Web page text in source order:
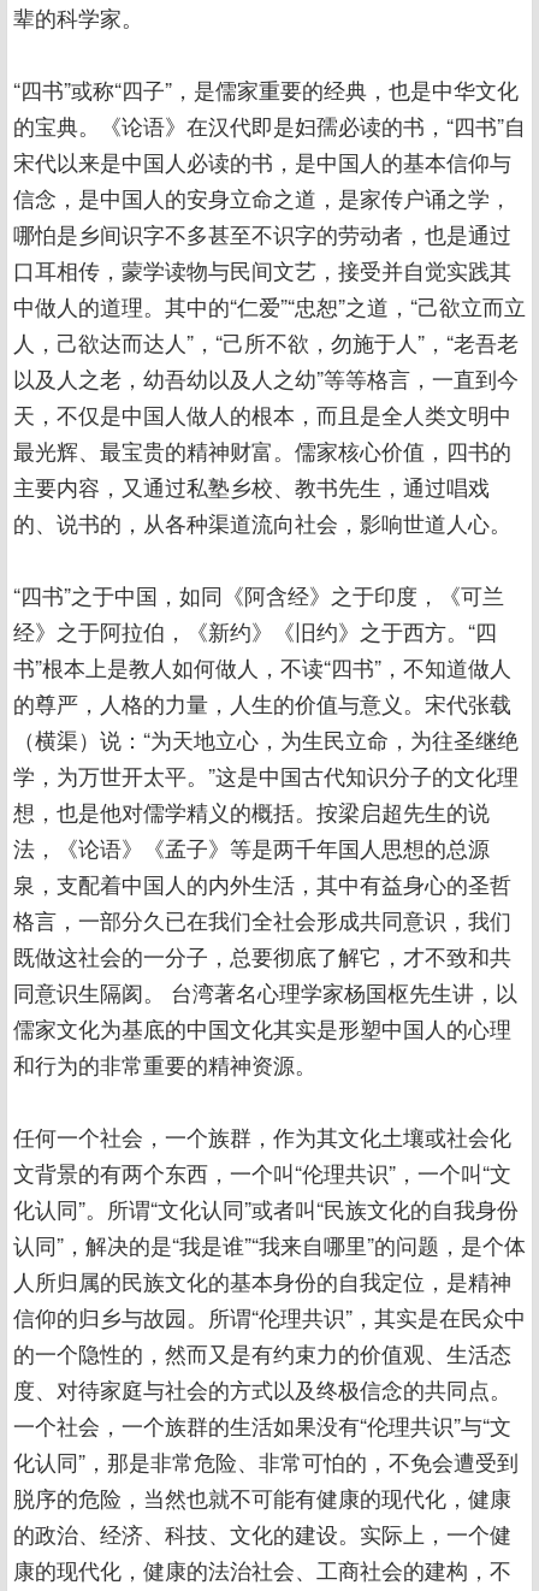
辈的科学家。
“四书”或称“四子”，是儒家重要的经典，也是中华文化
的宝典。《论语》在汉代即是妇孺必读的书，“四书”自
宋代以来是中国人必读的书，是中国人的基本信仰与
信念，是中国人的安身立命之道，是家传户诵之学，
哪怕是乡间识字不多甚至不识字的劳动者，也是通过
口耳相传，蒙学读物与民间文艺，接受并自觉实践其
中做人的道理。其中的“仁爱”“忠恕”之道，“己欲立而立
人，己欲达而达人”，“己所不欲，勿施于人”，“老吾老
以及人之老，幼吾幼以及人之幼”等等格言，一直到今
天，不仅是中国人做人的根本，而且是全人类文明中
最光辉、最宝贵的精神财富。儒家核心价值，四书的
主要内容，又通过私塾乡校、教书先生，通过唱戏
的、说书的，从各种渠道流向社会，影响世道人心。
“四书”之于中国，如同《阿含经》之于印度，《可兰
经》之于阿拉伯，《新约》《旧约》之于西方。“四
书”根本上是教人如何做人，不读“四书”，不知道做人
的尊严，人格的力量，人生的价值与意义。宋代张载
（横渠）说：“为天地立心，为生民立命，为往圣继绝
学，为万世开太平。”这是中国古代知识分子的文化理
想，也是他对儒学精义的概括。按梁启超先生的说
法，《论语》《孟子》等是两千年国人思想的总源
泉，支配着中国人的内外生活，其中有益身心的圣哲
格言，一部分久已在我们全社会形成共同意识，我们
既做这社会的一分子，总要彻底了解它，才不致和共
同意识生隔阂。 台湾著名心理学家杨国枢先生讲，以
儒家文化为基底的中国文化其实是形塑中国人的心理
和行为的非常重要的精神资源。
任何一个社会，一个族群，作为其文化土壤或社会化
文背景的有两个东西，一个叫“伦理共识”，一个叫“文
化认同”。所谓“文化认同”或者叫“民族文化的自我身份
认同”，解决的是“我是谁”“我来自哪里”的问题，是个体
人所归属的民族文化的基本身份的自我定位，是精神
信仰的归乡与故园。所谓“伦理共识”，其实是在民众中
的一个隐性的，然而又是有约束力的价值观、生活态
度、对待家庭与社会的方式以及终极信念的共同点。
一个社会，一个族群的生活如果没有“伦理共识”与“文
化认同”，那是非常危险、非常可怕的，不免会遭受到
脱序的危险，当然也就不可能有健康的现代化，健康
的政治、经济、科技、文化的建设。实际上，一个健
康的现代化，健康的法治社会、工商社会的建构，不